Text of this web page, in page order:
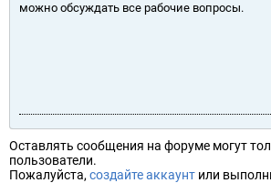
можно обсуждать все рабочие вопросы.
Оставлять сообщения на форуме могут
пользователи.
Пожалуйста, создайте аккаунт или